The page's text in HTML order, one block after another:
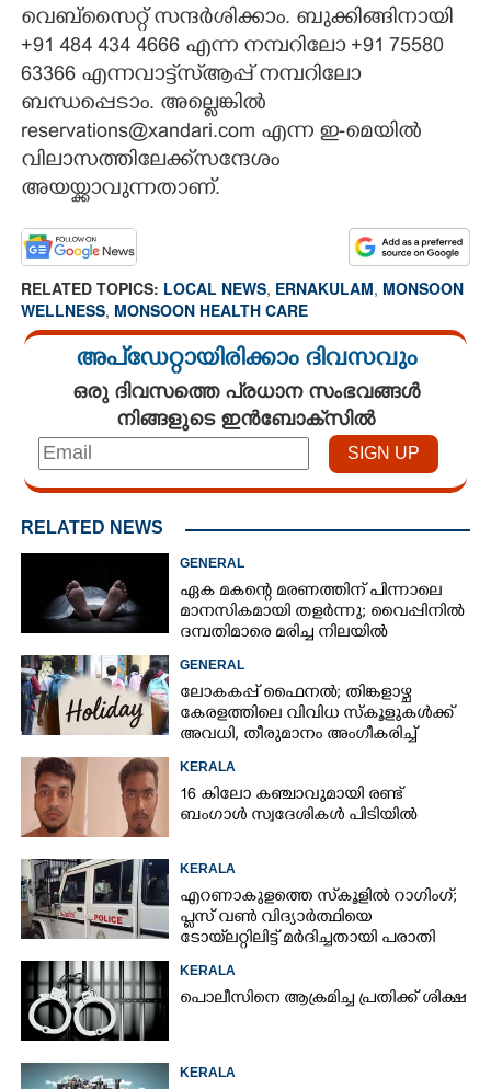
വെബ്സൈറ്റ് സന്ദർശിക്കാം. ബുക്കിങ്ങിനായി
+91 484 434 4666 എന്ന നമ്പറിലോ +91 75580
63366 എന്നവാട്ട്‌സ്ആപ്പ് നമ്പറിലോ
ബന്ധപ്പെടാം. അല്ലെങ്കിൽ
reservations@xandari.com എന്ന ഇ-മെയിൽ
വിലാസത്തിലേക്ക്സന്ദേശം
അയയ്ക്കാവുന്നതാണ്.
RELATED TOPICS: LOCAL NEWS, ERNAKULAM, MONSOON
WELLNESS, MONSOON HEALTH CARE
അപ്ഡേറ്റായിരിക്കാം ദിവസവും
ഒരു ദിവസത്തെ പ്രധാന സംഭവങ്ങൾ
നിങ്ങളുടെ ഇൻബോക്സിൽ
RELATED NEWS
GENERAL
ഏക മകന്റെ മരണത്തിന് പിന്നാലെ
മാനസികമായി തളർന്നു; വൈപ്പിനിൽ
ദമ്പതിമാരെ മരിച്ച നിലയിൽ
GENERAL
ലോകകപ്പ് ഫെെനൽ; തിങ്കളാഴ്ച
കേരളത്തിലെ വിവിധ സ്കൂളുകൾക്ക്
അവധി, തീരുമാനം അംഗീകരിച്ച്
KERALA
16 കിലോ കഞ്ചാവുമായി രണ്ട്
ബംഗാൾ സ്വദേശികൾ പിടിയിൽ
KERALA
എറണാകുളത്തെ സ്‌കൂളിൽ റാഗിംഗ്;
പ്ലസ് വൺ വിദ്യാർത്ഥിയെ
ടോയ്‌ലറ്റിലിട്ട് മർദിച്ചതായി പരാതി
KERALA
പൊലീസിനെ ആക്രമിച്ച പ്രതിക്ക് ശിക്ഷ
KERALA